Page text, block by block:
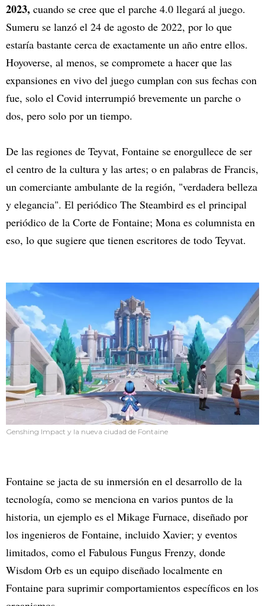
2023, cuando se cree que el parche 4.0 llegará al juego.
Sumeru se lanzó el 24 de agosto de 2022, por lo que
estaría bastante cerca de exactamente un año entre ellos.
Hoyoverse, al menos, se compromete a hacer que las
expansiones en vivo del juego cumplan con sus fechas con
fue, solo el Covid interrumpió brevemente un parche o
dos, pero solo por un tiempo.
De las regiones de Teyvat, Fontaine se enorgullece de ser
el centro de la cultura y las artes; o en palabras de Francis,
un comerciante ambulante de la región, "verdadera belleza
y elegancia". El periódico The Steambird es el principal
periódico de la Corte de Fontaine; Mona es columnista en
eso, lo que sugiere que tienen escritores de todo Teyvat.
Genshing Impact y la nueva ciudad de Fontaine
Fontaine se jacta de su inmersión en el desarrollo de la
tecnología, como se menciona en varios puntos de la
historia, un ejemplo es el Mikage Furnace, diseñado por
los ingenieros de Fontaine, incluido Xavier; y eventos
limitados, como el Fabulous Fungus Frenzy, donde
Wisdom Orb es un equipo diseñado localmente en
Fontaine para suprimir comportamientos específicos en los